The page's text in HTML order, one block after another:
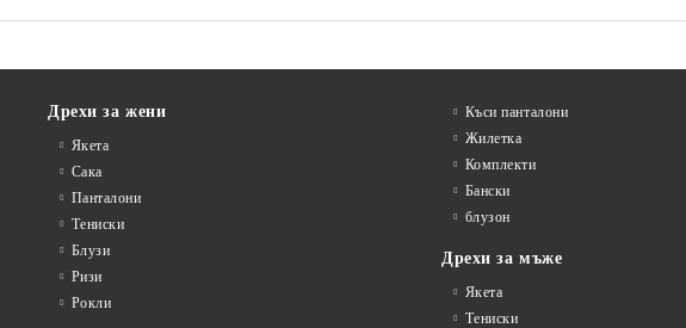
Дрехи за жени
Якета
Сакa
Панталони
Тениски
Блузи
Ризи
Рокли
Къси панталони
Жилетка
Комплекти
Бански
блузон
Дрехи за мъже
Якета
Тениски